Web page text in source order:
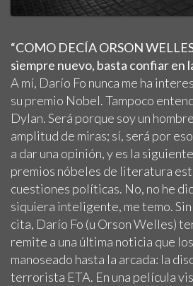
“COMO DECÍA ORSON
siempre nuevo, basta confiar en
A mí, Darío Fo nunca me ha
su premio Nobel. Tampoco
Dylan. Será porque soy un
amplitud de miras; sí, será por
a dar una opinión, y es la
premios nóbeles de literatura
cuestiones políticas. No, no he
siquiera inteligente, me temo. Sin
cita, Darío Fo (u Orson Welles)
remite a una última noticia que
manoseado hasta la arcada: la
terrorista ETA. En una película